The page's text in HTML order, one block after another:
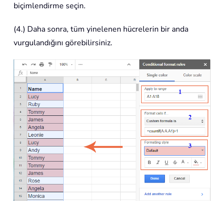
biçimlendirme seçin.
(4.) Daha sonra, tüm yinelenen hücrelerin bir anda
vurgulandığını görebilirsiniz.